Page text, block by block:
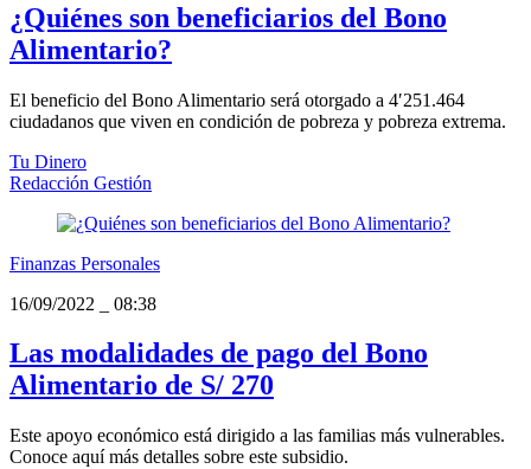
¿Quiénes son beneficiarios del Bono
Alimentario?
El beneficio del Bono Alimentario será otorgado a 4′251.464
ciudadanos que viven en condición de pobreza y pobreza extrema.
Tu Dinero
Redacción Gestión
Finanzas Personales
16/09/2022
08:38
Las modalidades de pago del Bono
Alimentario de S/ 270
Este apoyo económico está dirigido a las familias más vulnerables.
Conoce aquí más detalles sobre este subsidio.